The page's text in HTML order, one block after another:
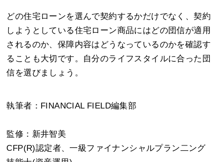
どの住宅ローンを選んで契約するかだけでなく、契約
しようとしている住宅ローン商品にはどの団信が適用
されるのか、保障内容はどうなっているのかを確認す
ることも大切です。自分のライフスタイルに合った団
信を選びましょう。
執筆者：FINANCIAL FIELD編集部
監修：新井智美
CFP(R)認定者、一級ファイナンシャルプラン二ング